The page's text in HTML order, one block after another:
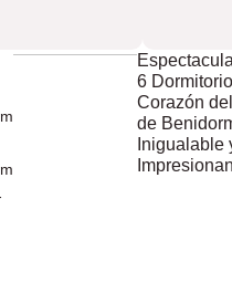
6
Corazón
de
Inigualable